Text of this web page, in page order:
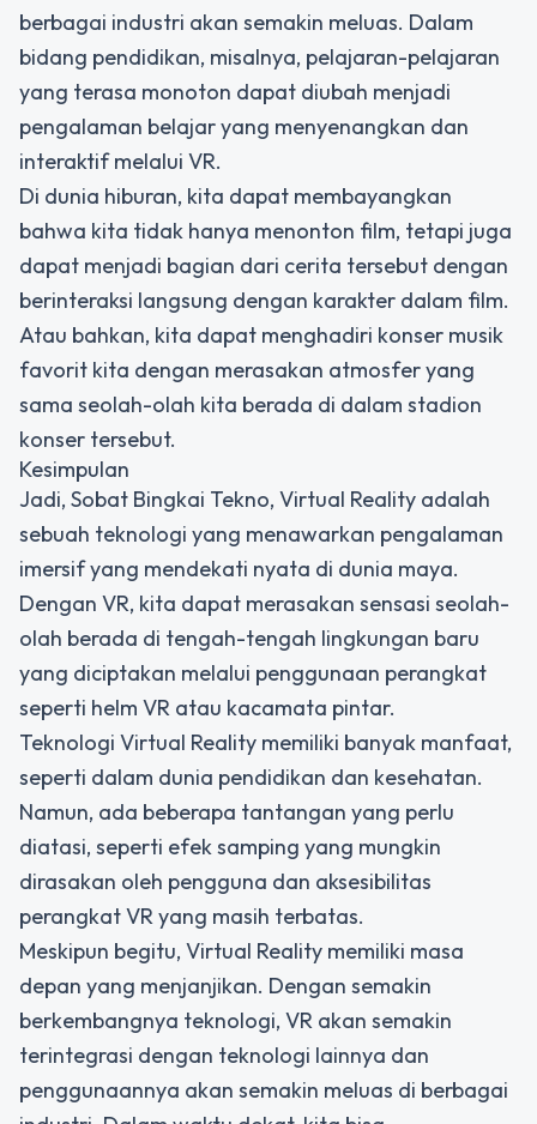
berbagai industri akan semakin meluas. Dalam
bidang pendidikan, misalnya, pelajaran-pelajaran
yang terasa monoton dapat diubah menjadi
pengalaman belajar yang menyenangkan dan
interaktif melalui VR.
Di dunia hiburan, kita dapat membayangkan
bahwa kita tidak hanya menonton film, tetapi juga
dapat menjadi bagian dari cerita tersebut dengan
berinteraksi langsung dengan karakter dalam film.
Atau bahkan, kita dapat menghadiri konser musik
favorit kita dengan merasakan atmosfer yang
sama seolah-olah kita berada di dalam stadion
konser tersebut.
Kesimpulan
Jadi, Sobat Bingkai Tekno, Virtual Reality adalah
sebuah teknologi yang menawarkan pengalaman
imersif yang mendekati nyata di dunia maya.
Dengan VR, kita dapat merasakan sensasi seolah-
olah berada di tengah-tengah lingkungan baru
yang diciptakan melalui penggunaan perangkat
seperti helm VR atau kacamata pintar.
Teknologi Virtual Reality memiliki banyak manfaat,
seperti dalam dunia pendidikan dan kesehatan.
Namun, ada beberapa tantangan yang perlu
diatasi, seperti efek samping yang mungkin
dirasakan oleh pengguna dan aksesibilitas
perangkat VR yang masih terbatas.
Meskipun begitu, Virtual Reality memiliki masa
depan yang menjanjikan. Dengan semakin
berkembangnya teknologi, VR akan semakin
terintegrasi dengan teknologi lainnya dan
penggunaannya akan semakin meluas di berbagai